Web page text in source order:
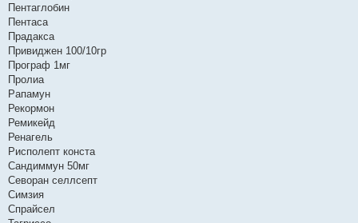
Пентаглобин
Пентаса
Прадакса
Привиджен 100/10гр
Програф 1мг
Пролиа
Рапамун
Рекормон
Ремикейд
Ренагель
Рисполепт конста
Сандиммун 50мг
Севоран селлсепт
Симзия
Спрайсел